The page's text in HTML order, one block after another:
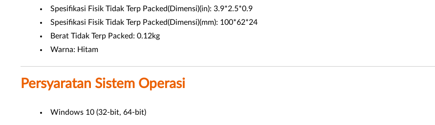
Spesifikasi Fisik Tidak Terp Packed(Dimensi)(in): 3.9*2.5*0.9
Spesifikasi Fisik Tidak Terp Packed(Dimensi)(mm): 100*62*24
Berat Tidak Terp Packed: 0.12kg
Warna: Hitam
Persyaratan Sistem Operasi
Windows 10 (32-bit, 64-bit)